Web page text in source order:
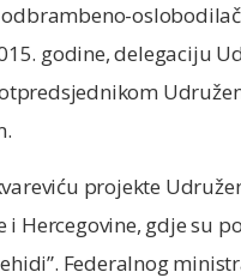
godine, delegaciju
projekte
Hercegovine, gdje su
Federalnog